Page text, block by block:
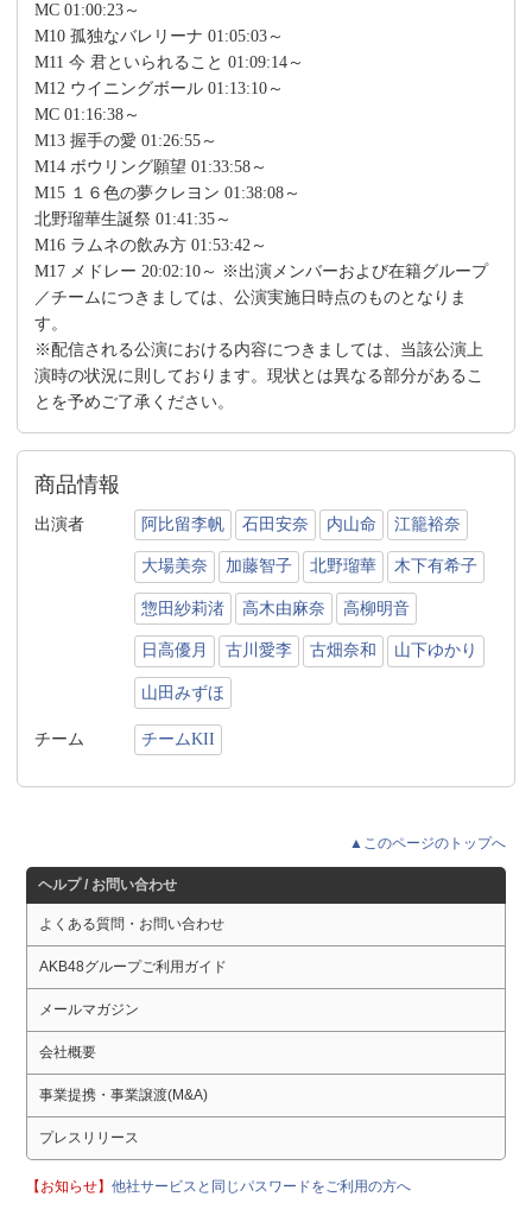
MC 01:00:23～
M10 孤独なバレリーナ 01:05:03～
M11 今 君といられること 01:09:14～
M12 ウイニングボール 01:13:10～
MC 01:16:38～
M13 握手の愛 01:26:55～
M14 ボウリング願望 01:33:58～
M15 １６色の夢クレヨン 01:38:08～
北野瑠華生誕祭 01:41:35～
M16 ラムネの飲み方 01:53:42～
M17 メドレー 20:02:10～ ※出演メンバーおよび在籍グループ
／チームにつきましては、公演実施日時点のものとなりま
す。
※配信される公演における内容につきましては、当該公演上
演時の状況に則しております。現状とは異なる部分があるこ
とを予めご了承ください。
商品情報
出演者 阿比留李帆 石田安奈 内山命 江籠裕奈
大場美奈 加藤智子 北野瑠華 木下有希子
惣田紗莉渚 高木由麻奈 高柳明音
日高優月 古川愛李 古畑奈和 山下ゆかり
山田みずほ
チーム チームKII
▲このページのトップへ
ヘルプ / お問い合わせ
よくある質問・お問い合わせ
AKB48グループご利用ガイド
メールマガジン
会社概要
事業提携・事業譲渡(M&A)
プレスリリース
【お知らせ】他社サービスと同じパスワードをご利用の方へ